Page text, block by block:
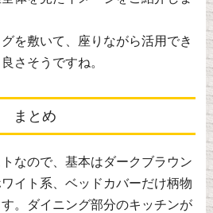
を敷いて、座りながら活用でき
さそうですね。
まとめ
なので、基本はダークブラウン
イト系、ベッドカバーだけ柄物
。ダイニング部分のキッチンが